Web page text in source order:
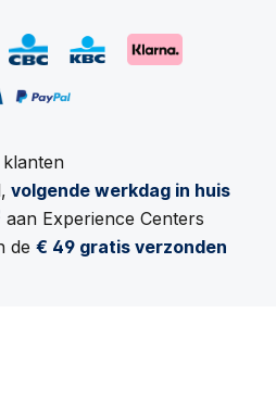
volgende werkdag in huis
aan Experience Centers
de€ 49 gratis verzonden